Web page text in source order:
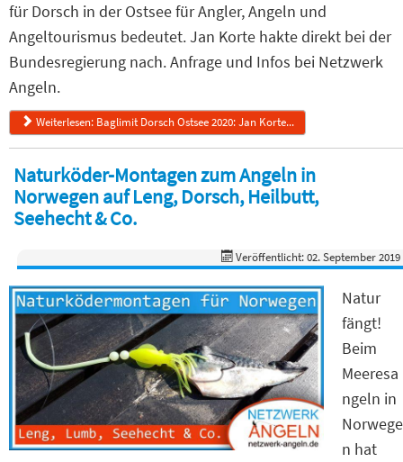
für Dorsch in der Ostsee für Angler, Angeln und
Angeltourismus bedeutet. Jan Korte hakte direkt bei der
Bundesregierung nach. Anfrage und Infos bei Netzwerk
Angeln.
Weiterlesen: Baglimit Dorsch Ostsee 2020: Jan Korte...
Naturköder-Montagen zum Angeln in
Norwegen auf Leng, Dorsch, Heilbutt,
Seehecht & Co.
Veröffentlicht: 02. September 2019
Natur
fängt!
Beim
Meeresa
ngeln in
Norwege
n hat